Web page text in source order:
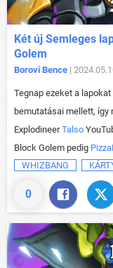
0
Két új Semleges
Golem
Borovi Bence |
Tegnap ezeket a
bemutatásai mellett, így
ExplodineerTalso
Block Golem pedig
WHIZBANG